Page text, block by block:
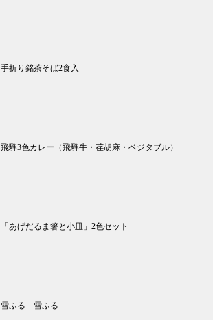
手折り銘茶そば2食入
飛騨3色カレー（飛騨牛・荏胡麻・ベジタブル）
「あげだるま箸と小皿」2色セット
雪ふる 雪ふる